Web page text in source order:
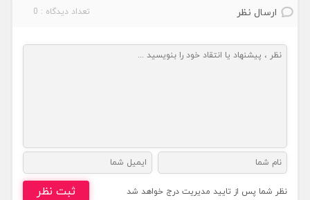
ارسال نظر تعداد دیدگاه : 0
نظر شما پس از تایید مدیریت درج خواهد شد ثبت نظر